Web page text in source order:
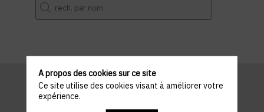
A propos des cookies sur ce site
Ce site utilise des cookies visant à améliorer votre
expérience.